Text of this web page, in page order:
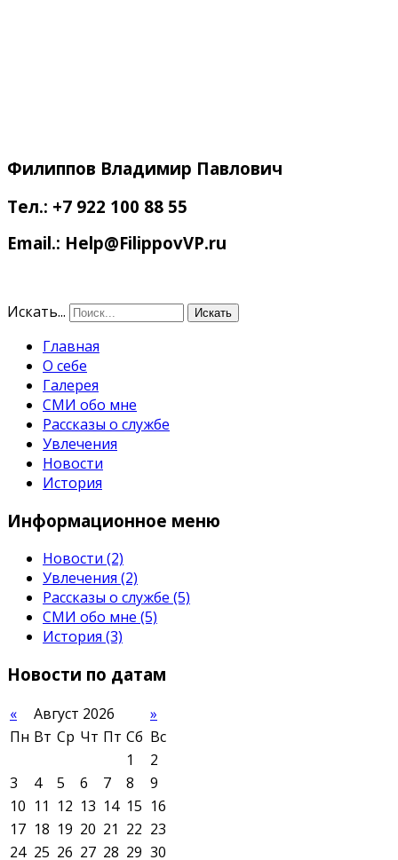
Филиппов Владимир Павлович
Тел.: +7 922 100 88 55
Email.: Help@FilippovVP.ru
Искать... Искать
Главная
О себе
Галерея
СМИ обо мне
Рассказы о службе
Увлечения
Новости
История
Информационное меню
Новости (2)
Увлечения (2)
Рассказы о службе (5)
СМИ обо мне (5)
История (3)
Новости по датам
« Август 2026
»
Пн Вт Ср Чт Пт Сб Вс
1
2
3
4 5 6 7 8
9
10 11 12 13 14 15 16
17 18 19 20 21 22 23
24 25 26 27 28 29 30